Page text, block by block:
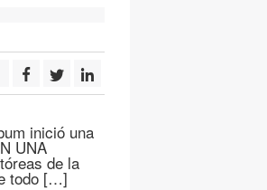
inició una
UNA
de la
todo […]